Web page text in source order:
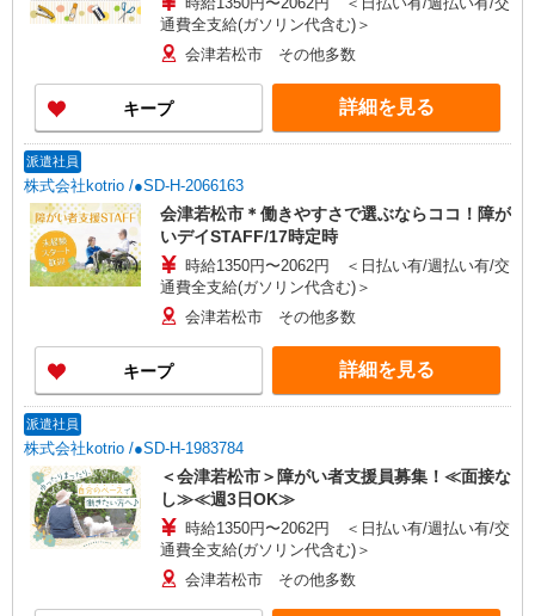
通費全支給(ガソリン代含む)＞
会津若松市 その他多数
キープ 詳細を見る
派遣社員
株式会社kotrio /●SD-H-2066163
会津若松市＊働きやすさで選ぶならココ！障が
いデイSTAFF/17時定時
時給1350円〜2062円 ＜日払い有/週払い有/交
通費全支給(ガソリン代含む)＞
会津若松市 その他多数
キープ 詳細を見る
派遣社員
株式会社kotrio /●SD-H-1983784
＜会津若松市＞障がい者支援員募集！≪面接な
し≫≪週3日OK≫
時給1350円〜2062円 ＜日払い有/週払い有/交
通費全支給(ガソリン代含む)＞
会津若松市 その他多数